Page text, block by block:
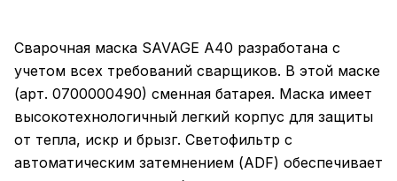
Сварочная маска SAVAGE A40 разработана с
учетом всех требований сварщиков. В этой маске
(арт. 0700000490) сменная батарея. Маска имеет
высокотехнологичный легкий корпус для защиты
от тепла, искр и брызг. Светофильтр с
автоматическим затемнением (ADF) обеспечивает